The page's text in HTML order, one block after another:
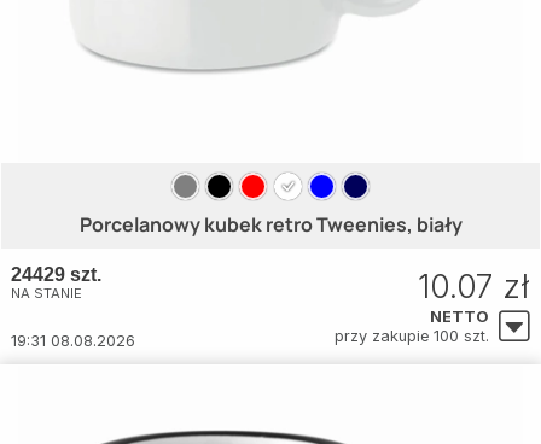
Porcelanowy kubek retro Tweenies, biały
24429 szt.
NA STANIE
19:31 08.08.2026
10.07 zł
NETTO
przy zakupie 100 szt.